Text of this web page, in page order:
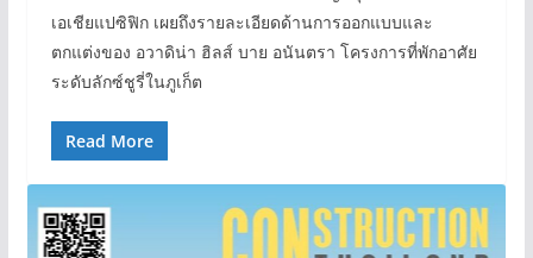
เอเชียแปซิฟิก เผยถึงรายละเอียดด้านการออกแบบและ
ตกแต่งของ อวาดิน่า ฮิลส์ บาย อนันตรา โครงการที่พักอาศัย
ระดับลักซ์ชูรี่ในภูเก็ต
Read More